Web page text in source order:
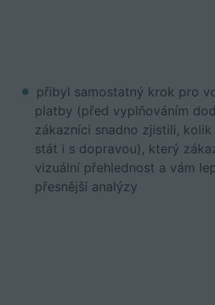
přibyl samostatný krok pro
platby (před vyplňováním
zákazníci snadno zjistili,
stát i s dopravou), který
vizuální přehlednost a vám
přesnější analýzy